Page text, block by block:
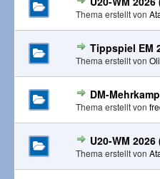
Thema erstellt von
Tippspiel EM
Thema erstellt von
DM-
Thema erstellt von
U20-WM
Thema erstellt von